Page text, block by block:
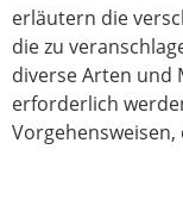
erläutern die
die zu
diverse Arten und
erforderlich